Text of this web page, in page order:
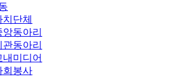
치단체
앙동아리
관동아리
내미디어
회봉사